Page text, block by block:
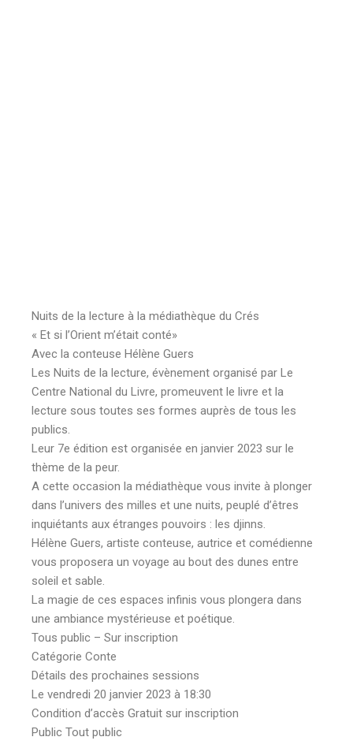
Nuits de la lecture à la médiathèque du Crés
« Et si l’Orient m’était conté»
Avec la conteuse Hélène Guers
Les Nuits de la lecture, évènement organisé par Le
Centre National du Livre, promeuvent le livre et la
lecture sous toutes ses formes auprès de tous les
publics.
Leur 7e édition est organisée en janvier 2023 sur le
thème de la peur.
A cette occasion la médiathèque vous invite à plonger
dans l’univers des milles et une nuits, peuplé d’êtres
inquiétants aux étranges pouvoirs : les djinns.
Hélène Guers, artiste conteuse, autrice et comédienne
vous proposera un voyage au bout des dunes entre
soleil et sable.
La magie de ces espaces infinis vous plongera dans
une ambiance mystérieuse et poétique.
Tous public – Sur inscription
Catégorie Conte
Détails des prochaines sessions
Le vendredi 20 janvier 2023 à 18:30
Condition d’accès Gratuit sur inscription
Public Tout public